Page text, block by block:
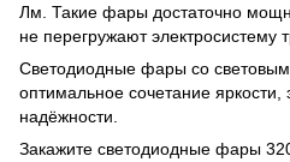
Лм. Такие фары достаточно
не перегружают электросистему
Светодиодные фары со
оптимальное сочетание яркости,
надёжности.
Закажите светодиодные фары